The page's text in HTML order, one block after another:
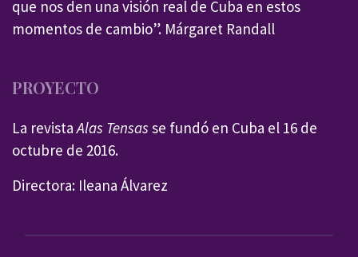
que nos den una visión real de Cuba en estos
momentos de cambio”. Márgaret Randall
PROYECTO
La revistaAlas Tensas se fundó en Cuba el 16 de
octubre de 2016.
Directora: Ileana Álvarez